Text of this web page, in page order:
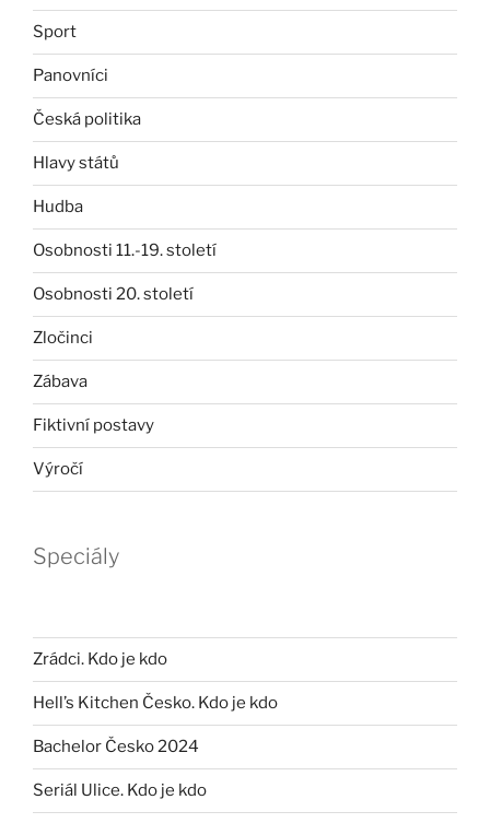
Sport
Panovníci
Česká politika
Hlavy států
Hudba
Osobnosti 11.-19. století
Osobnosti 20. století
Zločinci
Zábava
Fiktivní postavy
Výročí
Speciály
Zrádci. Kdo je kdo
Hell’s Kitchen Česko. Kdo je kdo
Bachelor Česko 2024
Seriál Ulice. Kdo je kdo